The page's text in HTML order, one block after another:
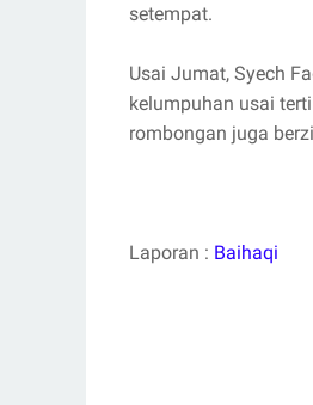
setempat.
Usai Jumat, Syech
kelumpuhan usai
rombongan juga
Laporan : Baihaqi